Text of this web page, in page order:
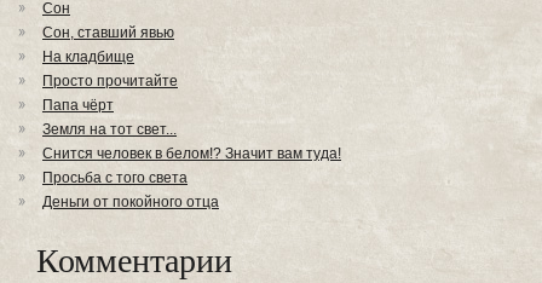
Сон
Сон, ставший явью
На кладбище
Просто прочитайте
Папа чёрт
Земля на тот свет...
Снится человек в белом!? Значит вам туда!
Просьба с того света
Деньги от покойного отца
Комментарии